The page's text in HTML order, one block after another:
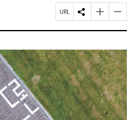
요
페
이
U
R
L
복
사
S
N
공
유
하
기
글
자
기
크
게
변
경
하
기
글
자
기
작
게
변
경
하
기